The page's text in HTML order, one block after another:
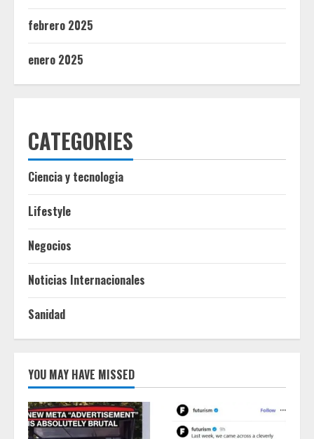
febrero 2025
enero 2025
CATEGORIES
Ciencia y tecnologia
Lifestyle
Negocios
Noticias Internacionales
Sanidad
YOU MAY HAVE MISSED